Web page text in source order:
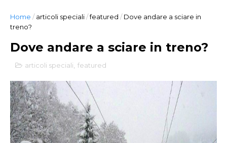
Home / articoli speciali/featured / Dove andare a sciare in
treno?
Dove andare a sciare in treno?
articoli speciali featured